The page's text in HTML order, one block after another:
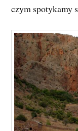
czym spotykamy